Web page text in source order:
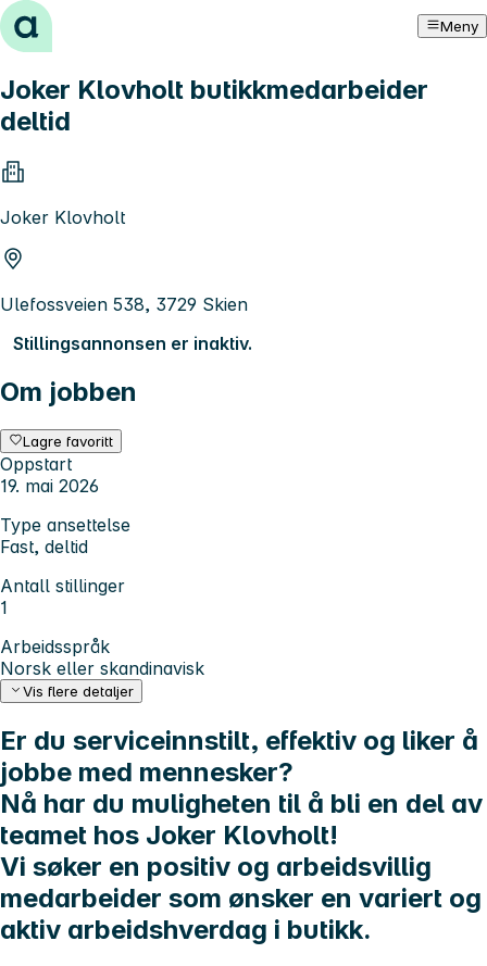
Hopp til innhold Meny
Joker Klovholt butikkmedarbeider
deltid
Joker Klovholt
Ulefossveien 538, 3729 Skien
Stillingsannonsen er inaktiv.
Om jobben
Lagre favoritt
Oppstart
19. mai 2026
Type ansettelse
Fast, deltid
Antall stillinger
1
Arbeidsspråk
Norsk eller skandinavisk
Vis flere detaljer
Er du serviceinnstilt, effektiv og liker å
jobbe med mennesker?
Nå har du muligheten til å bli en del av
teamet hos Joker Klovholt!
Vi søker en positiv og arbeidsvillig
medarbeider som ønsker en variert og
aktiv arbeidshverdag i butikk.